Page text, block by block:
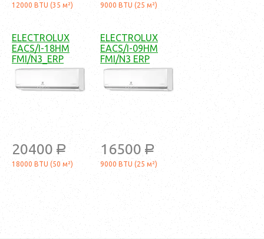
12000 BTU (35 м²) 9000 BTU (25 м²)
ELECTROLUX
EACS/I-18HM
FMI/N3_ERP
20400 a
18000 BTU (50 м²)
ELECTROLUX
EACS/I-09HM
FMI/N3 ERP
16500 a
9000 BTU (25 м²)